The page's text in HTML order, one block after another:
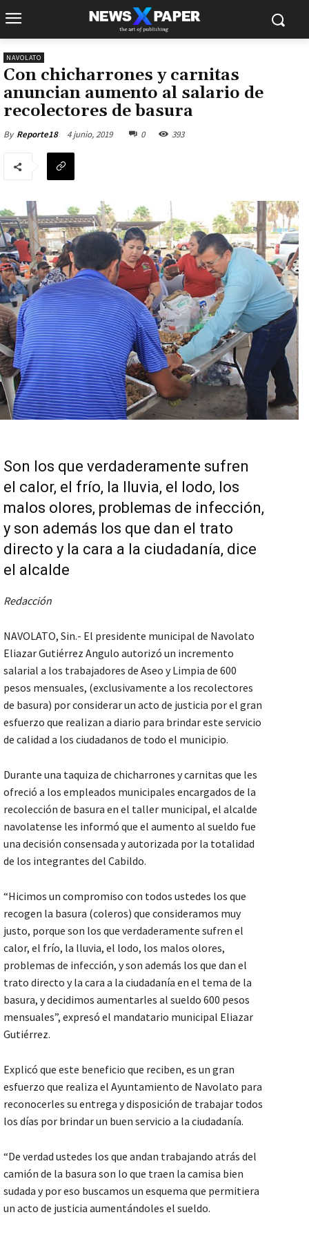
NAVOLATO
Con chicharrones y carnitas
anuncian aumento al salario de
recolectores de basura
By Reporte18 4 junio, 2019 0 393
Son los que verdaderamente sufren
el calor, el frío, la lluvia, el lodo, los
malos olores, problemas de infección,
y son además los que dan el trato
directo y la cara a la ciudadanía, dice
el alcalde
Redacción
NAVOLATO, Sin.- El presidente municipal de Navolato
Eliazar Gutiérrez Angulo autorizó un incremento
salarial a los trabajadores de Aseo y Limpia de 600
pesos mensuales, (exclusivamente a los recolectores
de basura) por considerar un acto de justicia por el gran
esfuerzo que realizan a diario para brindar este servicio
de calidad a los ciudadanos de todo el municipio.
Durante una taquiza de chicharrones y carnitas que les
ofreció a los empleados municipales encargados de la
recolección de basura en el taller municipal, el alcalde
navolatense les informó que el aumento al sueldo fue
una decisión consensada y autorizada por la totalidad
de los integrantes del Cabildo.
“Hicimos un compromiso con todos ustedes los que
recogen la basura (coleros) que consideramos muy
justo, porque son los que verdaderamente sufren el
calor, el frío, la lluvia, el lodo, los malos olores,
problemas de infección, y son además los que dan el
trato directo y la cara a la ciudadanía en el tema de la
basura, y decidimos aumentarles al sueldo 600 pesos
mensuales”, expresó el mandatario municipal Eliazar
Gutiérrez.
Explicó que este beneficio que reciben, es un gran
esfuerzo que realiza el Ayuntamiento de Navolato para
reconocerles su entrega y disposición de trabajar todos
los días por brindar un buen servicio a la ciudadanía.
“De verdad ustedes los que andan trabajando atrás del
camión de la basura son lo que traen la camisa bien
sudada y por eso buscamos un esquema que permitiera
un acto de justicia aumentándoles el sueldo.